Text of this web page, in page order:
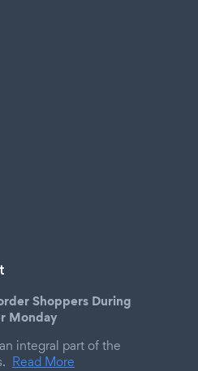
Shoppers During
Monday
integral part of the
Read More